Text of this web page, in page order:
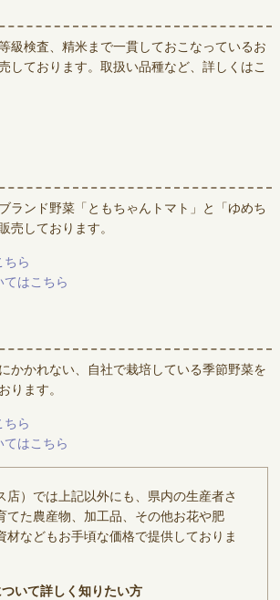
級検査、精米まで一貫しておこなっているお
しております。取扱い品種など、詳しくはこ
ランド野菜「ともちゃんトマト」と「ゆめち
売しております。
ちら
てはこちら
かかれない、自社で栽培している季節野菜を
ります。
ちら
てはこちら
店）では上記以外にも、県内の生産者さ
てた農産物、加工品、その他お花や肥
材などもお手頃な価格で提供しておりま
いて詳しく知りたい方